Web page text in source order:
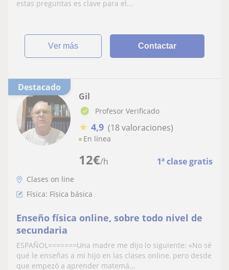
estas preguntas es clave para el...
ver más Contactar
Destacado
12€/h 1ª clase gratis
Gil
Profesor Verificado
★ 4,9 (18 valoraciones)
En línea
Clases on line
Física: Física básica
Enseño física online, sobre todo nivel de
secundaria
ESPAÑOL=======Una madre me dijo lo siguiente: «No sé
qué le enseñas a mi hijo en las clases online, pero desde
que empezó a aprender matemá...